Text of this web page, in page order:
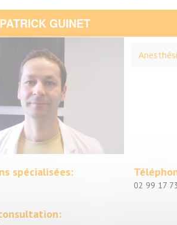
GUINET
spécialisées:
02 99 17